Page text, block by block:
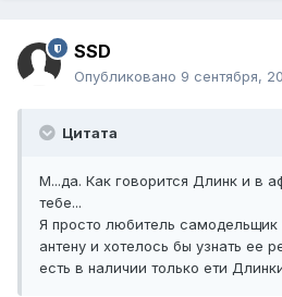
SSD
Опубликовано 9 сентября,
Цитата
М...да. Как говорится Длинк и в
тебе...
Я просто любитель
антену и хотелось бы узнать ее
есть в наличии только ети